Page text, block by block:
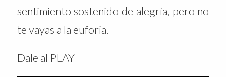
sentimiento sostenido de alegría, pero no
te vayas a la euforia.
Dale al PLAY